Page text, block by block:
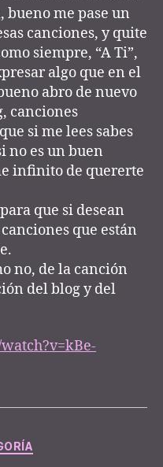
bueno me pase un
canciones, y quite
siempre, “A Ti”,
algo que en el
abro de nuevo
canciones
si me lees sabes
no es un buen
infinito de quererte
para que si desean
que están
no, de la canción
del blog y del